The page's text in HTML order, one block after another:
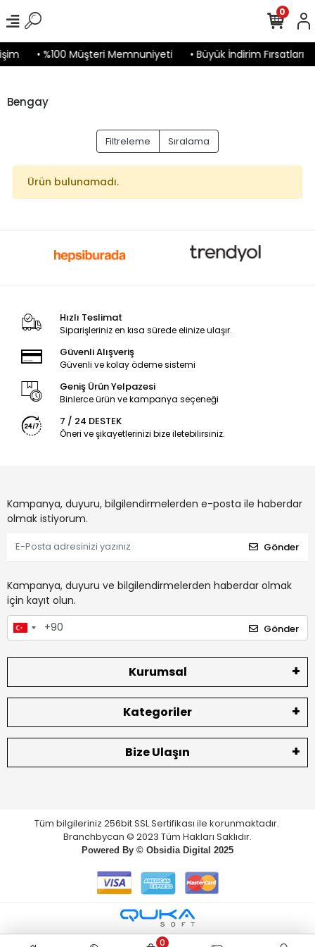
• %100 Müşteri Memnuniyeti • Büyük İndirim Fırsatları
0
Bengay
Filtreleme Sıralama
Ürün bulunamadı.
Hızlı Teslimat
Siparişleriniz en kısa sürede elinize ulaşır.
Güvenli Alışveriş
Güvenli ve kolay ödeme sistemi
Geniş Ürün Yelpazesi
Binlerce ürün ve kampanya seçeneği
7 / 24 DESTEK
Öneri ve şikayetlerinizi bize iletebilirsiniz.
Kampanya, duyuru, bilgilendirmelerden e-posta ile haberdar
olmak istiyorum.
Gönder
Kampanya, duyuru ve bilgilendirmelerden haberdar olmak
için kayıt olun.
Gönder
Kurumsal
Kategoriler
Bize Ulaşın
Tüm bilgileriniz 256bit SSL Sertifikası ile korunmaktadır.
Branchbycan © 2023 Tüm Hakları Saklıdır.
Powered By © Obsidia Digital 2025
0